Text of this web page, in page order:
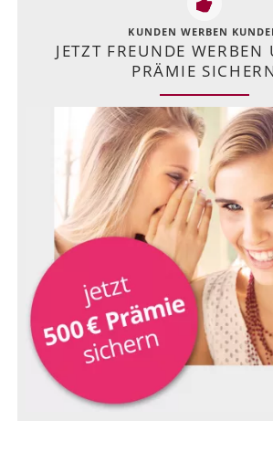
KUNDEN WERBEN
JETZT FREUNDE WERBEN
PRÄMIE